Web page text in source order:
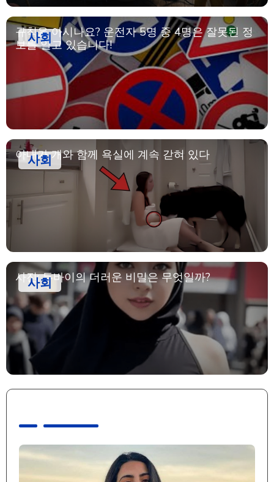
규칙을 아시나요? 운전자 5명 중 4명은 잘못된 정
보를 알고 있습니다!
사회
아내가 개와 함께 욕실에 계속 갇혀 있다
사회
사진: 두바이의 더러운 비밀은 무엇일까?
사회